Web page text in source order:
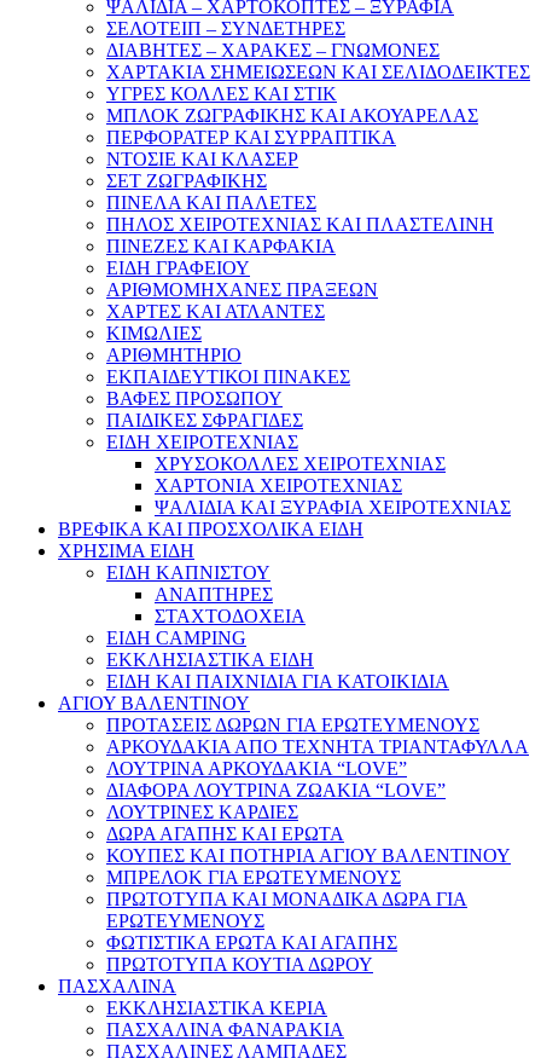
ΨΑΛΙΔΙΑ – ΧΑΡΤΟΚΟΠΤΕΣ – ΞΥΡΑΦΙΑ
ΣΕΛΟΤΕΙΠ – ΣΥΝΔΕΤΗΡΕΣ
ΔΙΑΒΗΤΕΣ – ΧΑΡΑΚΕΣ – ΓΝΩΜΟΝΕΣ
ΧΑΡΤΑΚΙΑ ΣΗΜΕΙΩΣΕΩΝ ΚΑΙ ΣΕΛΙΔΟΔΕΙΚΤΕΣ
ΥΓΡΕΣ ΚΟΛΛΕΣ ΚΑΙ ΣΤΙΚ
ΜΠΛΟΚ ΖΩΓΡΑΦΙΚΗΣ ΚΑΙ ΑΚΟΥΑΡΕΛΑΣ
ΠΕΡΦΟΡΑΤΕΡ ΚΑΙ ΣΥΡΡΑΠΤΙΚΑ
ΝΤΟΣΙΕ ΚΑΙ ΚΛΑΣΕΡ
ΣΕΤ ΖΩΓΡΑΦΙΚΗΣ
ΠΙΝΕΛΑ ΚΑΙ ΠΑΛΕΤΕΣ
ΠΗΛΟΣ ΧΕΙΡΟΤΕΧΝΙΑΣ ΚΑΙ ΠΛΑΣΤΕΛΙΝΗ
ΠΙΝΕΖΕΣ ΚΑΙ ΚΑΡΦΑΚΙΑ
ΕΙΔΗ ΓΡΑΦΕΙΟΥ
ΑΡΙΘΜΟΜΗΧΑΝΕΣ ΠΡΑΞΕΩΝ
ΧΑΡΤΕΣ ΚΑΙ ΑΤΛΑΝΤΕΣ
ΚΙΜΩΛΙΕΣ
ΑΡΙΘΜΗΤΗΡΙΟ
ΕΚΠΑΙΔΕΥΤΙΚΟΙ ΠΙΝΑΚΕΣ
ΒΑΦΕΣ ΠΡΟΣΩΠΟΥ
ΠΑΙΔΙΚΕΣ ΣΦΡΑΓΙΔΕΣ
ΕΙΔΗ ΧΕΙΡΟΤΕΧΝΙΑΣ
ΧΡΥΣΟΚΟΛΛΕΣ ΧΕΙΡΟΤΕΧΝΙΑΣ
ΧΑΡΤΟΝΙΑ ΧΕΙΡΟΤΕΧΝΙΑΣ
ΨΑΛΙΔΙΑ ΚΑΙ ΞΥΡΑΦΙΑ ΧΕΙΡΟΤΕΧΝΙΑΣ
ΒΡΕΦΙΚΑ ΚΑΙ ΠΡΟΣΧΟΛΙΚΑ ΕΙΔΗ
ΧΡΗΣΙΜΑ ΕΙΔΗ
ΕΙΔΗ ΚΑΠΝΙΣΤΟΥ
ΑΝΑΠΤΗΡΕΣ
ΣΤΑΧΤΟΔΟΧΕΙΑ
ΕΙΔΗ CAMPING
ΕΚΚΛΗΣΙΑΣΤΙΚΑ ΕΙΔΗ
ΕΙΔΗ ΚΑΙ ΠΑΙΧΝΙΔΙΑ ΓΙΑ ΚΑΤΟΙΚΙΔΙΑ
ΑΓΙΟΥ ΒΑΛΕΝΤΙΝΟΥ
ΠΡΟΤΑΣΕΙΣ ΔΩΡΩΝ ΓΙΑ ΕΡΩΤΕΥΜΕΝΟΥΣ
ΑΡΚΟΥΔΑΚΙΑ ΑΠΟ ΤΕΧΝΗΤΑ ΤΡΙΑΝΤΑΦΥΛΛΑ
ΛΟΥΤΡΙΝΑ ΑΡΚΟΥΔΑΚΙΑ “LOVE”
ΔΙΑΦΟΡΑ ΛΟΥΤΡΙΝΑ ΖΩΑΚΙΑ “LOVE”
ΛΟΥΤΡΙΝΕΣ ΚΑΡΔΙΕΣ
ΔΩΡΑ ΑΓΑΠΗΣ ΚΑΙ ΕΡΩΤΑ
ΚΟΥΠΕΣ ΚΑΙ ΠΟΤΗΡΙΑ ΑΓΙΟΥ ΒΑΛΕΝΤΙΝΟΥ
ΜΠΡΕΛΟΚ ΓΙΑ ΕΡΩΤΕΥΜΕΝΟΥΣ
ΠΡΩΤΟΤΥΠΑ ΚΑΙ ΜΟΝΑΔΙΚΑ ΔΩΡΑ ΓΙΑ
ΕΡΩΤΕΥΜΕΝΟΥΣ
ΦΩΤΙΣΤΙΚΑ ΕΡΩΤΑ ΚΑΙ ΑΓΑΠΗΣ
ΠΡΩΤΟΤΥΠΑ ΚΟΥΤΙΑ ΔΩΡΟΥ
ΠΑΣΧΑΛΙΝΑ
ΕΚΚΛΗΣΙΑΣΤΙΚΑ ΚΕΡΙΑ
ΠΑΣΧΑΛΙΝΑ ΦΑΝΑΡΑΚΙΑ
ΠΑΣΧΑΛΙΝΕΣ ΛΑΜΠΑΔΕΣ